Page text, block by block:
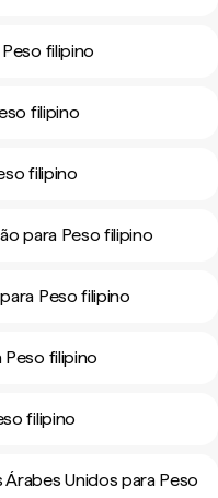
filipino
filipino
filipino
para Peso filipino
Peso filipino
Peso filipino
filipino
Unidos para Peso